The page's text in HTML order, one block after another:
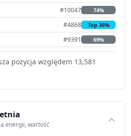
#10047 74%
#4868 Top 36%
#9391 69%
pozycja względem 13,581
energii, wartość